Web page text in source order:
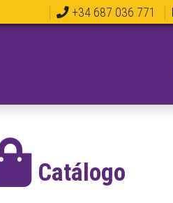
+34 687 036 771
Catálogo